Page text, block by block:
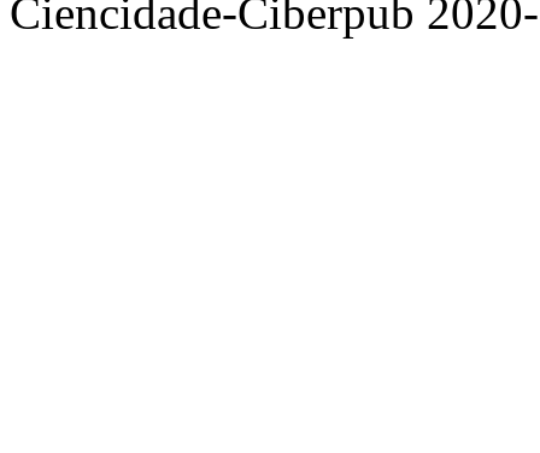
Ciencidade-Ciberpub